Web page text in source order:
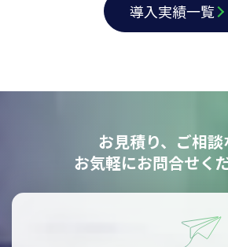
導入実績一覧
お見積り、ご相談
お気軽にお問合せく